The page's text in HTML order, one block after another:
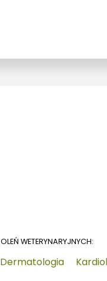
WETERYNARYJNYCH:
Dermatologia